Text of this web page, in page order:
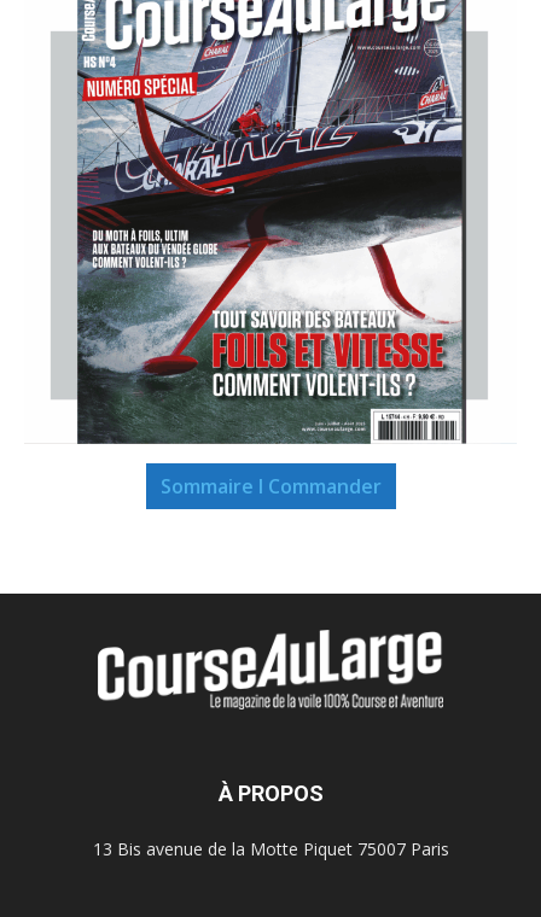
Sommaire I Commander
À PROPOS
13 Bis avenue de la Motte Piquet 75007 Paris